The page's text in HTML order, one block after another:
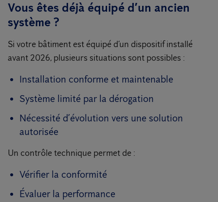
Vous êtes déjà équipé d’un ancien
système ?
Si votre bâtiment est équipé d’un dispositif installé
avant 2026, plusieurs situations sont possibles :
Installation conforme et maintenable
Système limité par la dérogation
Nécessité d’évolution vers une solution
autorisée
Un contrôle technique permet de :
Vérifier la conformité
Évaluer la performance